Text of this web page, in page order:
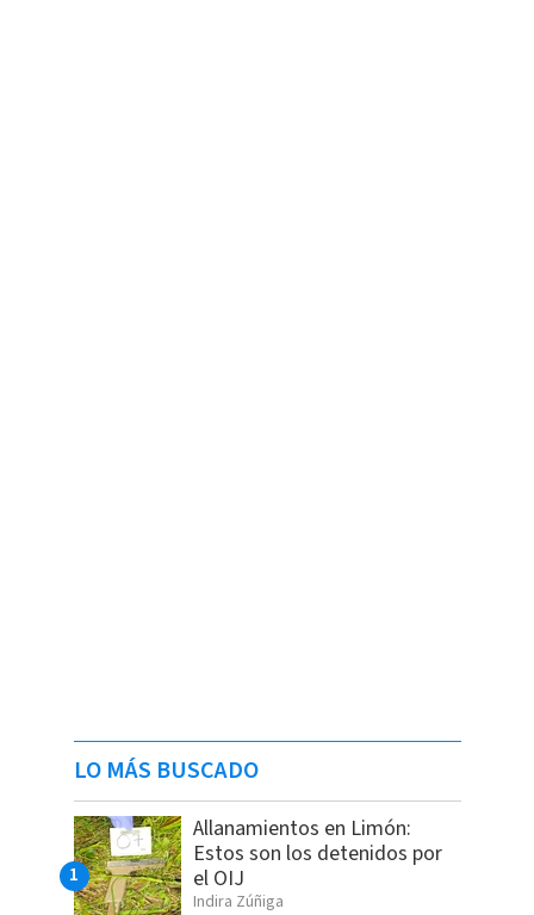
LO MÁS BUSCADO
Allanamientos en Limón:
Estos son los detenidos por
el OIJ
Indira Zúñiga